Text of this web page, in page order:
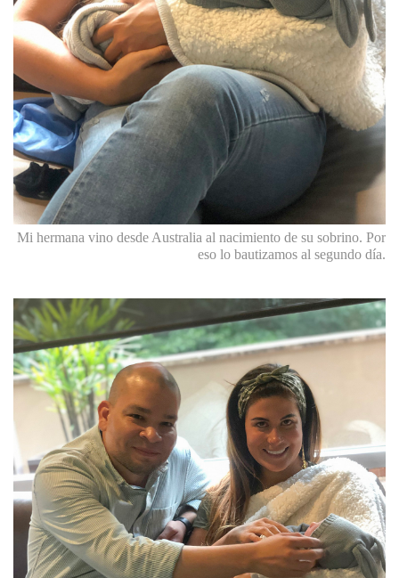
Mi hermana vino desde Australia al nacimiento de su sobrino. Por
eso lo bautizamos al segundo día.